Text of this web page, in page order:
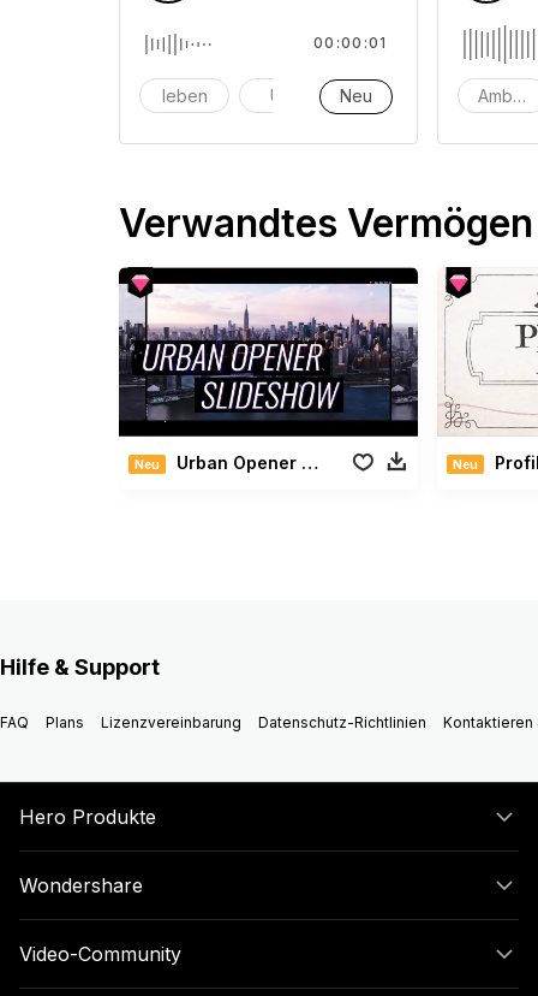
leben Uhr Alarm
00:00:01
Neu
Verwandtes Vermögen
Neu Urban Opener Slideshow Neu
Hilfe & Support
FAQ Plans Lizenzvereinbarung Datenschutz-Richtlinien Kontaktieren
Hero Produkte
Wondershare
Video-Community